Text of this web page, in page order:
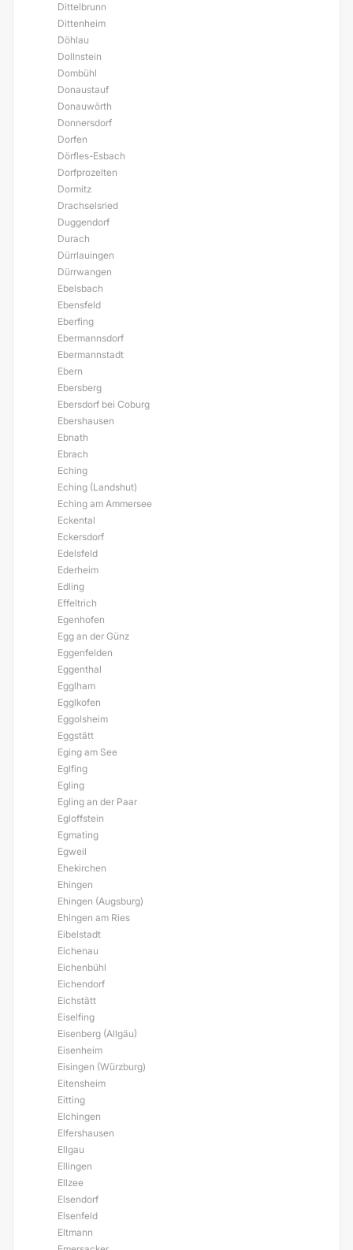
Dittelbrunn
Dittenheim
Döhlau
Dollnstein
Dombühl
Donaustauf
Donauwörth
Donnersdorf
Dorfen
Dörfles-Esbach
Dorfprozelten
Dormitz
Drachselsried
Duggendorf
Durach
Dürrlauingen
Dürrwangen
Ebelsbach
Ebensfeld
Eberfing
Ebermannsdorf
Ebermannstadt
Ebern
Ebersberg
Ebersdorf bei Coburg
Ebershausen
Ebnath
Ebrach
Eching
Eching (Landshut)
Eching am Ammersee
Eckental
Eckersdorf
Edelsfeld
Ederheim
Edling
Effeltrich
Egenhofen
Egg an der Günz
Eggenfelden
Eggenthal
Egglham
Egglkofen
Eggolsheim
Eggstätt
Eging am See
Eglfing
Egling
Egling an der Paar
Egloffstein
Egmating
Egweil
Ehekirchen
Ehingen
Ehingen (Augsburg)
Ehingen am Ries
Eibelstadt
Eichenau
Eichenbühl
Eichendorf
Eichstätt
Eiselfing
Eisenberg (Allgäu)
Eisenheim
Eisingen (Würzburg)
Eitensheim
Eitting
Elchingen
Elfershausen
Ellgau
Ellingen
Ellzee
Elsendorf
Elsenfeld
Eltmann